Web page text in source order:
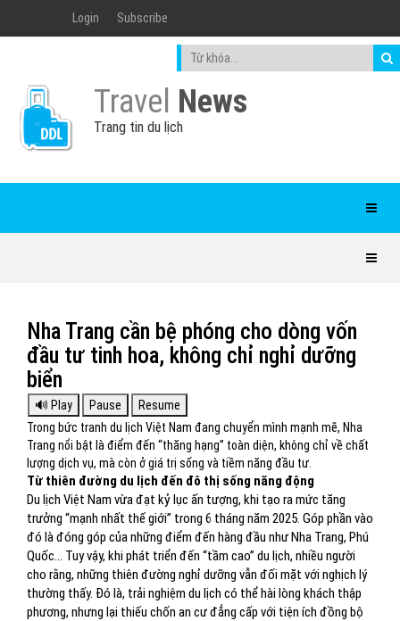
Login Subscribe
Travel News
Trang tin du lịch
Nha Trang cần bệ phóng cho dòng vốn
đầu tư tinh hoa, không chỉ nghỉ dưỡng
biển
Trong bức tranh du lịch Việt Nam đang chuyển mình mạnh mẽ, Nha
Trang nổi bật là điểm đến “thăng hạng” toàn diện, không chỉ về chất
lượng dịch vụ, mà còn ở giá trị sống và tiềm năng đầu tư.
Từ thiên đường du lịch đến đô thị sống năng động
Du lịch Việt Nam vừa đạt kỷ lục ấn tượng, khi tạo ra mức tăng
trưởng “mạnh nhất thế giới” trong 6 tháng năm 2025. Góp phần vào
đó là đóng góp của những điểm đến hàng đầu như Nha Trang, Phú
Quốc... Tuy vậy, khi phát triển đến “tầm cao” du lịch, nhiều người
cho rằng, những thiên đường nghỉ dưỡng vẫn đối mặt với nghịch lý
thường thấy. Đó là, trải nghiệm du lịch có thể hài lòng khách thập
phương, nhưng lại thiếu chốn an cư đẳng cấp với tiện ích đồng bộ